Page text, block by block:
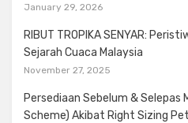
January 29, 2026
RIBUT TROPIKA SENYAR:
Sejarah Cuaca Malaysia
November 27, 2025
Persediaan Sebelum & Selepas
Scheme) Akibat Right Sizing